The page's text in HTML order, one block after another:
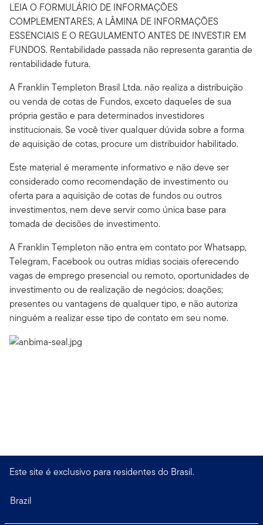
LEIA O FORMULÁRIO DE INFORMAÇÕES
COMPLEMENTARES, A LÂMINA DE INFORMAÇÕES
ESSENCIAIS E O REGULAMENTO ANTES DE INVESTIR EM
FUNDOS. Rentabilidade passada não representa garantia de
rentabilidade futura.
A Franklin Templeton Brasil Ltda. não realiza a distribuição
ou venda de cotas de Fundos, exceto daqueles de sua
própria gestão e para determinados investidores
institucionais. Se você tiver qualquer dúvida sobre a forma
de aquisição de cotas, procure um distribuidor habilitado.
Este material é meramente informativo e não deve ser
considerado como recomendação de investimento ou
oferta para a aquisição de cotas de fundos ou outros
investimentos, nem deve servir como única base para
tomada de decisões de investimento.
A Franklin Templeton não entra em contato por Whatsapp,
Telegram, Facebook ou outras mídias sociais oferecendo
vagas de emprego presencial ou remoto, oportunidades de
investimento ou de realização de negócios; doações;
presentes ou vantagens de qualquer tipo, e não autoriza
ninguém a realizar esse tipo de contato em seu nome.
Este site é exclusivo para residentes do Brasil.
Brazil